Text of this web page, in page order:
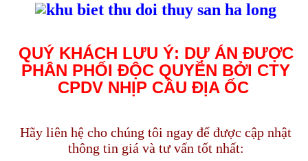
QUÝ KHÁCH LƯU Ý: DỰ ÁN ĐƯỢC
PHÂN PHỐI ĐỘC QUYỀN BỞI CTY
CPDV NHỊP CẦU ĐỊA ỐC
Hãy liên hệ cho chúng tôi ngay để được cập nhật
thông tin giá và tư vấn tốt nhất: